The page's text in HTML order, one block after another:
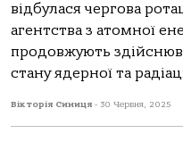
відбулася чергова
агентства з атомної
продовжують
стану ядерної та
Вікторія Синиця - 30 Червня, 2025